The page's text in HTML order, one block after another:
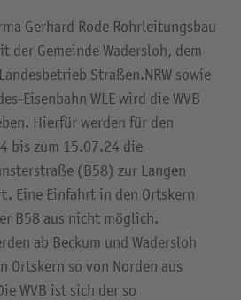
Gerhard Rode Rohrleitungsbau
der Gemeinde Wadersloh, dem
Straßen.NRW sowie
Eisenbahn WLE wird die WVB
Hierfür werden für den
bis zum 15.07.24 die
(B58) zur Langen
Eine Einfahrt in den Ortskern
B58 aus nicht möglich.
ab Beckum und Wadersloh
Ortskern so von Norden aus
WVB ist sich der so